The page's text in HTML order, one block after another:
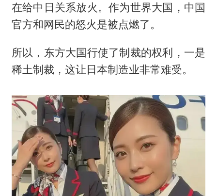
在给中日关系放火。作为世界大国，中国
官方和网民的怒火是被点燃了。
所以，东方大国行使了制裁的权利，一是
稀土制裁，这让日本制造业非常难受。